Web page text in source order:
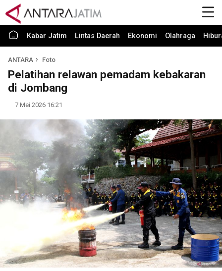
Kabar Jatim Lintas Daerah Ekonomi Olahraga
ANTARA Foto
Pelatihan relawan pemadam kebakaran
di Jombang
7 Mei 2026 16:21